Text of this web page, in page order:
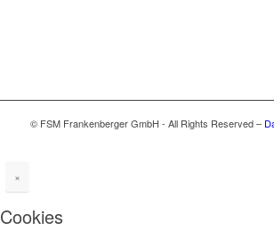
© FSM Frankenberger GmbH - All Rights Reserved –
×
Cookies